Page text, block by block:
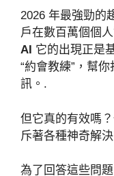
2026 年最強勁的
戶在數百萬個個
AI 它的出現正是
“約會教練”，幫
訊。.
但它真的有效嗎
斥著各種神奇解
為了回答這些問